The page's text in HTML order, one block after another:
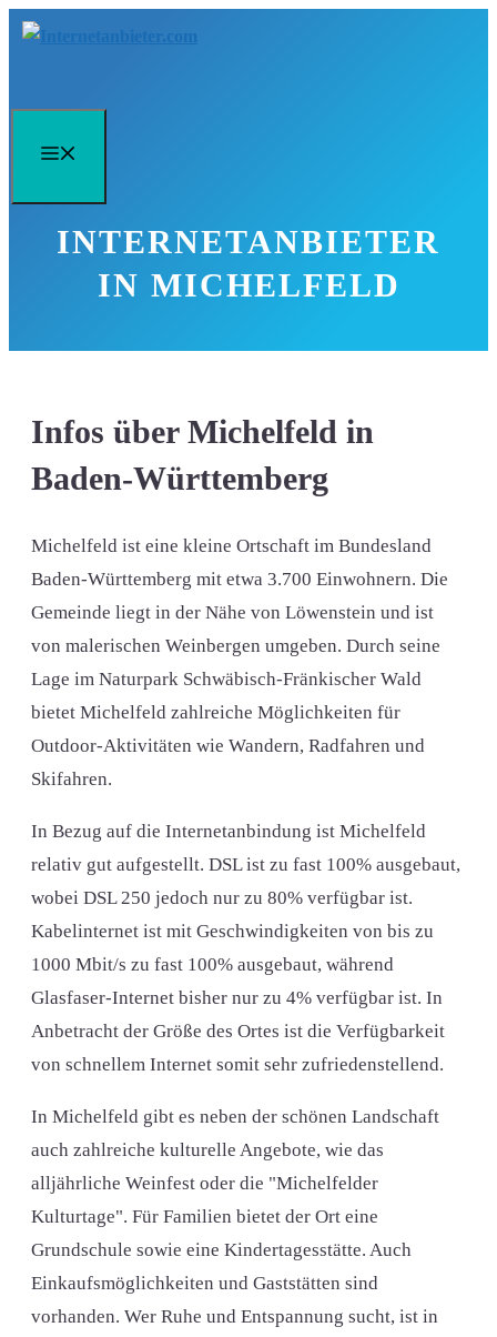
Zum
INTERNETANBIETER
IN MICHELFELD
Infos über Michelfeld in
Baden-Württemberg
Michelfeld ist eine kleine Ortschaft im Bundesland
Baden-Württemberg mit etwa 3.700 Einwohnern. Die
Gemeinde liegt in der Nähe von Löwenstein und ist
von malerischen Weinbergen umgeben. Durch seine
Lage im Naturpark Schwäbisch-Fränkischer Wald
bietet Michelfeld zahlreiche Möglichkeiten für
Outdoor-Aktivitäten wie Wandern, Radfahren und
Skifahren.
In Bezug auf die Internetanbindung ist Michelfeld
relativ gut aufgestellt. DSL ist zu fast 100% ausgebaut,
wobei DSL 250 jedoch nur zu 80% verfügbar ist.
Kabelinternet ist mit Geschwindigkeiten von bis zu
1000 Mbit/s zu fast 100% ausgebaut, während
Glasfaser-Internet bisher nur zu 4% verfügbar ist. In
Anbetracht der Größe des Ortes ist die Verfügbarkeit
von schnellem Internet somit sehr zufriedenstellend.
In Michelfeld gibt es neben der schönen Landschaft
auch zahlreiche kulturelle Angebote, wie das
alljährliche Weinfest oder die "Michelfelder
Kulturtage". Für Familien bietet der Ort eine
Grundschule sowie eine Kindertagesstätte. Auch
Einkaufsmöglichkeiten und Gaststätten sind
vorhanden. Wer Ruhe und Entspannung sucht, ist in